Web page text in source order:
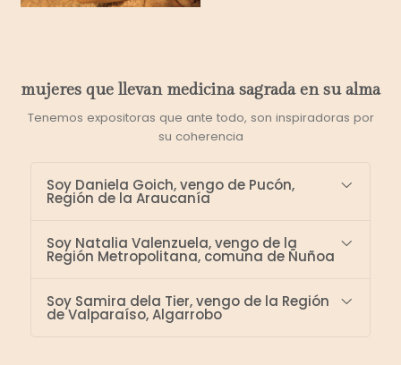
mujeres que llevan medicina sagrada en su alma
Tenemos expositoras que ante todo, son inspiradoras por
su coherencia
Soy Daniela Goich, vengo de Pucón,
Región de la Araucanía
Soy Natalia Valenzuela, vengo de la
Región Metropolitana, comuna de Ñuñoa
Soy Samira dela Tier, vengo de la Región
de Valparaíso, Algarrobo